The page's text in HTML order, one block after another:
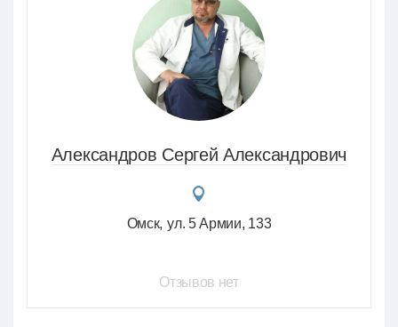
Александров Сергей Александрович
Омск ул. 5 Армии, 133
Отзывов нет